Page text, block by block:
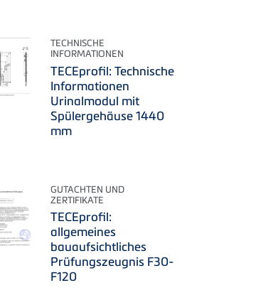
TECHNISCHE
INFORMATIONEN
TECEprofil: Technische
Informationen
Urinalmodul mit
Spülergehäuse 1440
mm
GUTACHTEN UND
ZERTIFIKATE
TECEprofil:
allgemeines
bauaufsichtliches
Prüfungszeugnis F30-
F120